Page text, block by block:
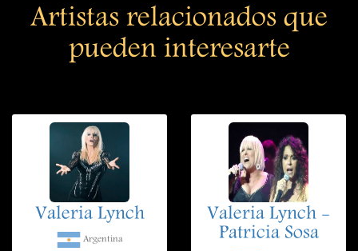
Artistas relacionados que
pueden interesarte
Valeria Lynch
Argentina
Valeria Lynch -
Patricia Sosa